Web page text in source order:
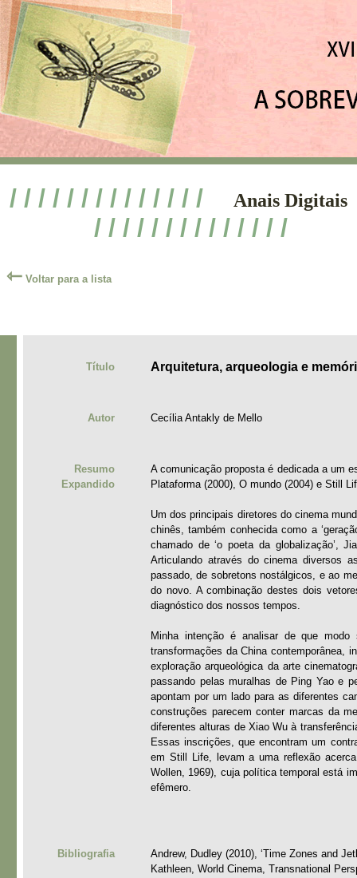
/ / / / / / / / / / / / / / Anais Digitais
/ / / / / / / / / / / / / /
⇽ Voltar para a lista
Título Arquitetura, arqueologia e
Autor Cecília Antakly de Mello
Resumo
Expandido
A comunicação proposta é dedicada a um
Plataforma (2000), O mundo (2004) e Still
Um dos principais diretores do cinema
chinês, também conhecida como a
chamado de ‘o poeta da globalização’,
Articulando através do cinema diversos
passado, de sobretons nostálgicos, e ao
do novo. A combinação destes dois
diagnóstico dos nossos tempos.
Minha intenção é analisar de que
transformações da China contemporânea,
exploração arqueológica da arte
passando pelas muralhas de Ping Yao e
apontam por um lado para as diferentes
construções parecem conter marcas da
diferentes alturas de Xiao Wu à
Essas inscrições, que encontram um
em Still Life, levam a uma reflexão
Wollen, 1969), cuja política temporal está
efêmero.
Bibliografia
Andrew, Dudley (2010), ‘Time Zones and
Kathleen, World Cinema, Transnational